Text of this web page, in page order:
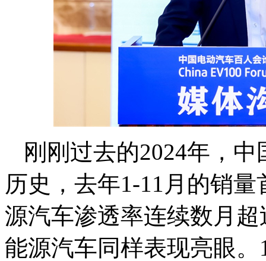
刚刚过去的2024年，
历史，去年1-11月的销
源汽车渗透率连续数月
能源汽车同样表现亮眼